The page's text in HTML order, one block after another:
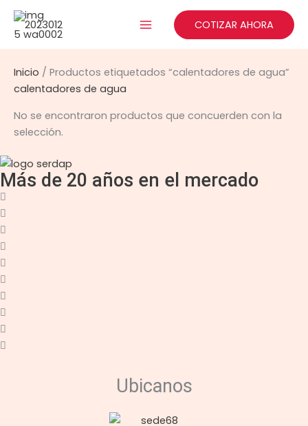
contenido
COTIZAR AHORA
Inicio / Productos etiquetados “calentadores de agua”
calentadores de agua
No se encontraron productos que concuerden con la
selección.
Más de 20 años en el mercado
Ubicanos